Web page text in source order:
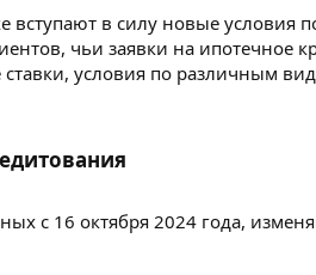
вступают в силу новые условия
чьи заявки на ипотечное
условия по различным
с 16 октября 2024 года,